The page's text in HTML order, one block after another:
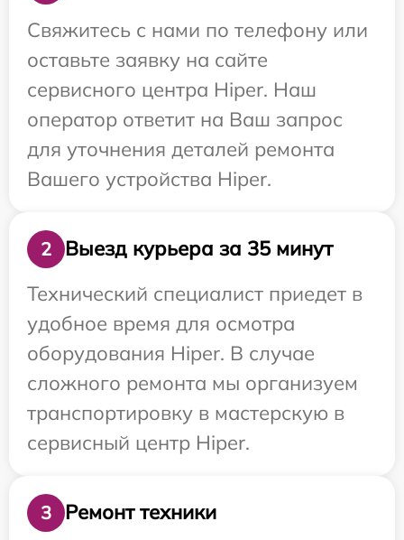
Свяжитесь с нами по телефону или
оставьте заявку на сайте
сервисного центра Hiper. Наш
оператор ответит на Ваш запрос
для уточнения деталей ремонта
Вашего устройства Hiper.
2
Выезд курьера за 35 минут
Технический специалист приедет в
удобное время для осмотра
оборудования Hiper. В случае
сложного ремонта мы организуем
транспортировку в мастерскую в
сервисный центр Hiper.
3 Ремонт техники